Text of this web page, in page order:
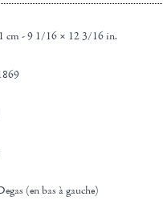
cm - 9 1/16 × 12 3/16 in.
(en bas à gauche)